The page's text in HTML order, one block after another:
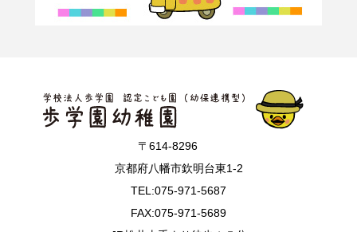
〒614-8296
京都府八幡市欽明台東1-2
TEL:075-971-5687
FAX:075-971-5689